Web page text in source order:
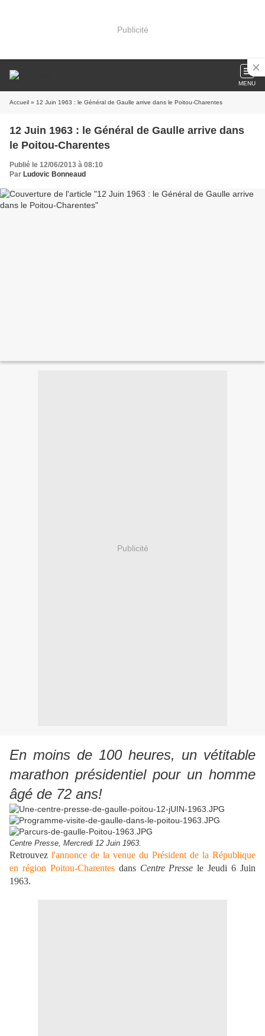
Publicité
MENU
Accueil » 12 Juin 1963 : le Général de Gaulle arrive dans le Poitou-Charentes
12 Juin 1963 : le Général de Gaulle arrive dans
le Poitou-Charentes
Publié le 12/06/2013 à 08:10
Par Ludovic Bonneaud
Publicité
En moins de 100 heures, un vétitable
marathon présidentiel pour un homme
âgé de 72 ans!
Centre Presse, Mercredi 12 Juin 1963.
Retrouvez l'annonce de la venue du Président de la République
en région Poitou-Charentesdans Centre Presse le Jeudi 6 Juin
1963.